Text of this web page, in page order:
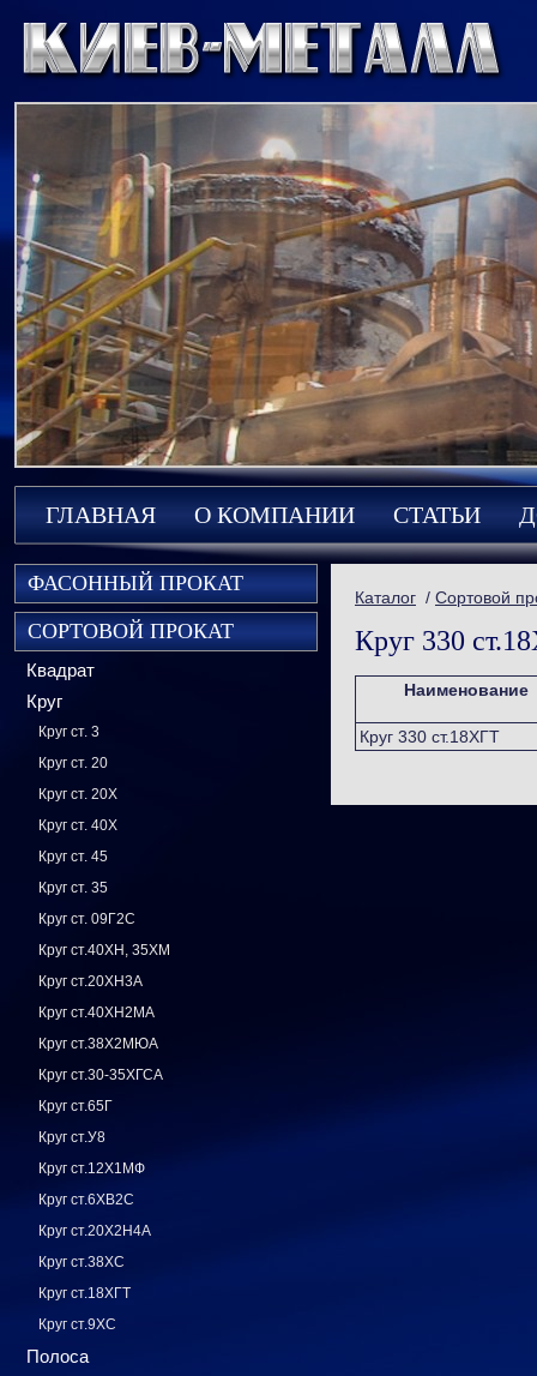
ГЛАВНАЯ О КОМПАНИИ СТАТЬИ
ФАСОННЫЙ ПРОКАТ
СОРТОВОЙ ПРОКАТ
Квадрат
Круг
Круг ст. 3
Круг ст. 20
Круг ст. 20Х
Круг ст. 40Х
Круг ст. 45
Круг ст. 35
Круг ст. 09Г2С
Круг ст.40ХН, 35ХМ
Круг ст.20ХН3А
Круг ст.40ХН2МА
Круг ст.38Х2МЮА
Круг ст.30-35ХГСА
Круг ст.65Г
Круг ст.У8
Круг ст.12Х1МФ
Круг ст.6ХВ2С
Круг ст.20Х2Н4А
Круг ст.38ХС
Круг ст.18ХГТ
Круг ст.9ХС
Полоса
Каталог / Сортовой
Круг 330
Наименование
Круг 330 ст.18ХГТ